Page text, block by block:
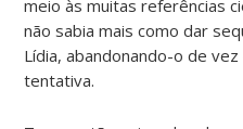
meio às muitas referências
não sabia mais como dar
Lídia, abandonando-o de
tentativa.